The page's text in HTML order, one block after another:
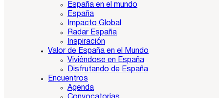
España en el mundo
España
Impacto Global
Radar España
Inspiración
Valor de España en el Mundo
Viviéndose en España
Disfrutando de España
Encuentros
Agenda